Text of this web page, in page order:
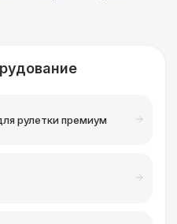
рулетки премиум